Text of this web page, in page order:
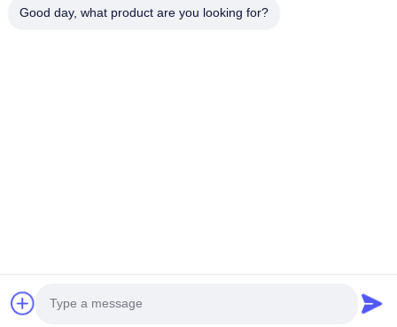
Visite De L'usine
Contrôle De La Qualité
Good day, what product are you looking for?